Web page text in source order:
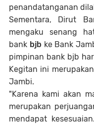
penandatanganan
Sementara, Dirut
mengaku senang
bank bjb ke Bank
pimpinan bank bjb
Kegitan ini
Jambi.
"Karena kami akan
merupakan
mendapat